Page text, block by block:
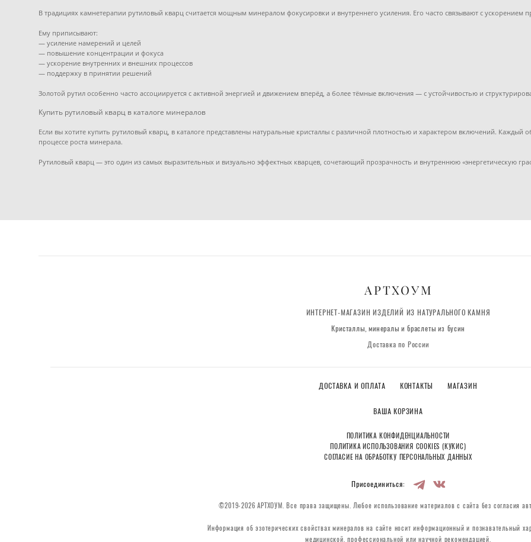
В традициях камнетерапии рутиловый кварц считается мощным минералом фокусировки и внутреннего усиления. Его часто связывают с ускорением
Ему приписывают:
— усиление намерений и целей
— повышение концентрации и фокуса
— ускорение внутренних и внешних процессов
— поддержку в принятии решений
Золотой рутил особенно часто ассоциируется с активной энергией и движением вперёд, а более тёмные включения — с устойчивостью и
Купить рутиловый кварц в каталоге минералов
Если вы хотите купить рутиловый кварц, в каталоге представлены натуральные кристаллы с различной плотностью и характером включений.
процессе роста минерала.
Рутиловый кварц — это один из самых выразительных и визуально эффектных кварцев, сочетающий прозрачность и внутреннюю «энергетическую
АРТХОУМ
ИНТЕРНЕТ-МАГАЗИН ИЗДЕЛИЙ ИЗ НАТУРАЛЬНОГО КАМНЯ
Кристаллы, минералы и браслеты из бусин
Доставка по России
ДОСТАВКА И ОПЛАТА КОНТАКТЫ МАГАЗИН
ВАША КОРЗИНА
ПОЛИТИКА КОНФИДЕНЦИАЛЬНОСТИ
ПОЛИТИКА ИСПОЛЬЗОВАНИЯ COOKIES (КУКИС)
СОГЛАСИЕ НА ОБРАБОТКУ ПЕРСОНАЛЬНЫХ ДАННЫХ
Присоединиться:
©2019-2026 АРТХОУМ. Все права защищены. Любое использование материалов с сайта без согласия
Информация об эзотерических свойствах минералов на сайте носит информационный и познавательный
медицинской, профессиональной или научной рекомендацией.